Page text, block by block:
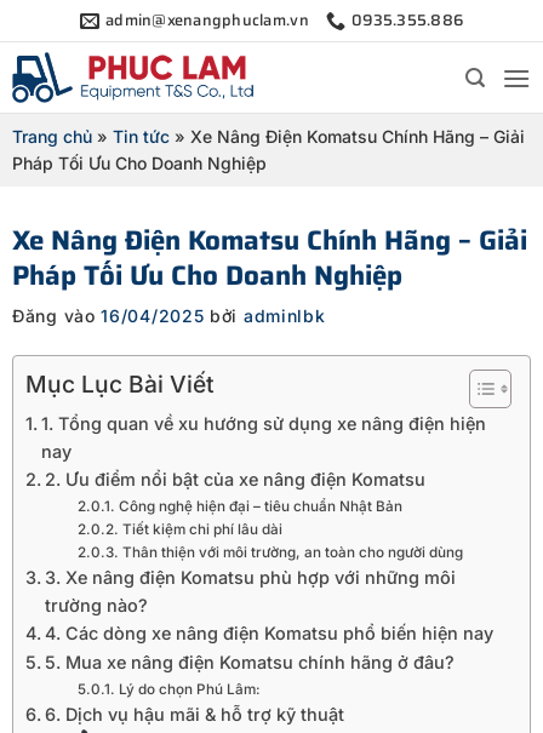
qua
nội
dung
admin@xenangphuclam.vn 0935.355.886
Trang chủ » Tin tức » Xe Nâng Điện Komatsu Chính Hãng – Giải
Pháp Tối Ưu Cho Doanh Nghiệp
Xe Nâng Điện Komatsu Chính Hãng – Giải
Pháp Tối Ưu Cho Doanh Nghiệp
Đăng vào16/04/2025 bởi adminlbk
Mục Lục Bài Viết
1. Tổng quan về xu hướng sử dụng xe nâng điện hiện
nay
2. Ưu điểm nổi bật của xe nâng điện Komatsu
Công nghệ hiện đại – tiêu chuẩn Nhật Bản
Tiết kiệm chi phí lâu dài
Thân thiện với môi trường, an toàn cho người dùng
3. Xe nâng điện Komatsu phù hợp với những môi
trường nào?
4. Các dòng xe nâng điện Komatsu phổ biến hiện nay
5. Mua xe nâng điện Komatsu chính hãng ở đâu?
Lý do chọn Phú Lâm:
6. Dịch vụ hậu mãi & hỗ trợ kỹ thuật